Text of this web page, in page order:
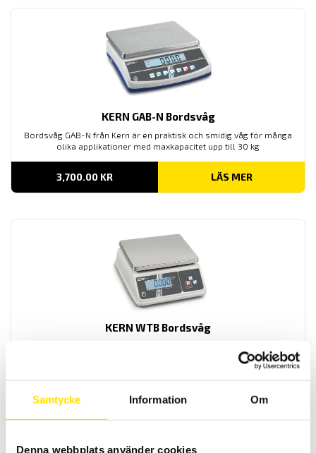
Samtycke Information Om
Denna webbplats använder cookies
KERN GAB-N Bordsvåg
Bordsvåg GAB-N från Kern är en praktisk och smidig våg för många
olika applikationer med maxkapacitet upp till 30 kg
3,700.00 KR LÄS MER
KERN WTB Bordsvåg